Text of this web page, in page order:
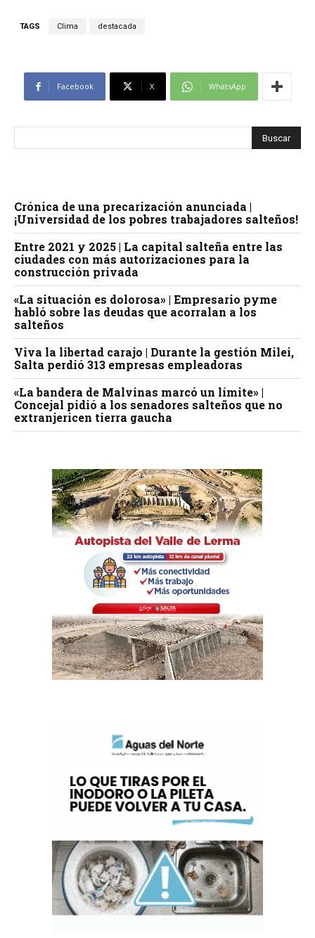
TAGS Clima destacada
Facebook X WhatsApp
Crónica de una precarización anunciada |
¡Universidad de los pobres trabajadores salteños!
Entre 2021 y 2025 | La capital salteña entre las
ciudades con más autorizaciones para la
construcción privada
«La situación es dolorosa» | Empresario pyme
habló sobre las deudas que acorralan a los
salteños
Viva la libertad carajo | Durante la gestión Milei,
Salta perdió 313 empresas empleadoras
«La bandera de Malvinas marcó un límite» |
Concejal pidió a los senadores salteños que no
extranjericen tierra gaucha